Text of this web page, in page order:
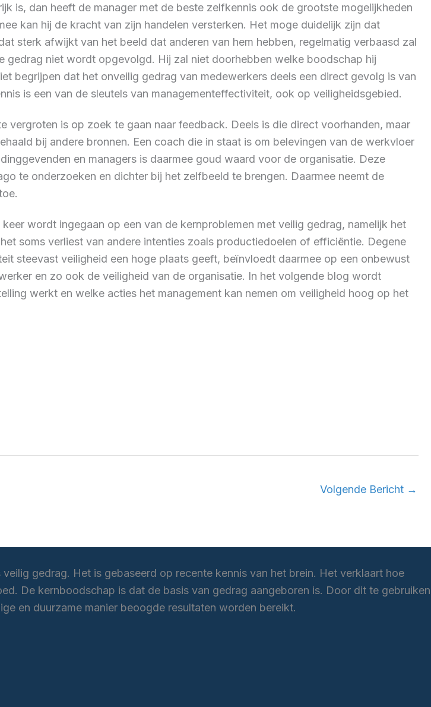
is, dan heeft de manager met de beste zelfkennis ook de grootste mogelijkheden
kan hij de kracht van zijn handelen versterken. Het moge duidelijk zijn dat
sterk afwijkt van het beeld dat anderen van hem hebben, regelmatig verbaasd zal
gedrag niet wordt opgevolgd. Hij zal niet doorhebben welke boodschap hij
begrijpen dat het onveilig gedrag van medewerkers deels een direct gevolg is van
is een van de sleutels van managementeffectiviteit, ook op veiligheidsgebied.
vergroten is op zoek te gaan naar feedback. Deels is die direct voorhanden, maar
bij andere bronnen. Een coach die in staat is om belevingen van de werkvloer
en managers is daarmee goud waard voor de organisatie. Deze
te onderzoeken en dichter bij het zelfbeeld te brengen. Daarmee neemt de
wordt ingegaan op een van de kernproblemen met veilig gedrag, namelijk het
soms verliest van andere intenties zoals productiedoelen of efficiëntie. Degene
steevast veiligheid een hoge plaats geeft, beïnvloedt daarmee op een onbewust
en zo ook de veiligheid van de organisatie. In het volgende blog wordt
werkt en welke acties het management kan nemen om veiligheid hoog op het
Volgende Bericht →
gedrag. Het is gebaseerd op recente kennis van het brein. Het verklaart hoe
De kernboodschap is dat de basis van gedrag aangeboren is. Door dit te gebruiken
en duurzame manier beoogde resultaten worden bereikt.